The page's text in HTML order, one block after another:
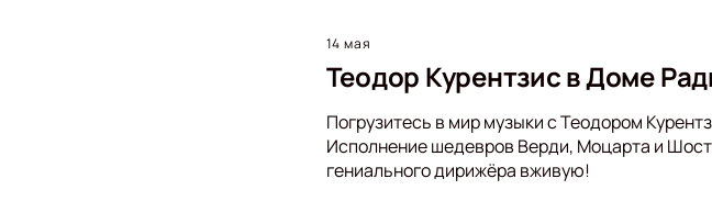
14 мая
Теодор Курентзис в Доме
Погрузитесь в мир музыки с Теодором
Исполнение шедевров Верди, Моцарта и
гениального дирижёра вживую!